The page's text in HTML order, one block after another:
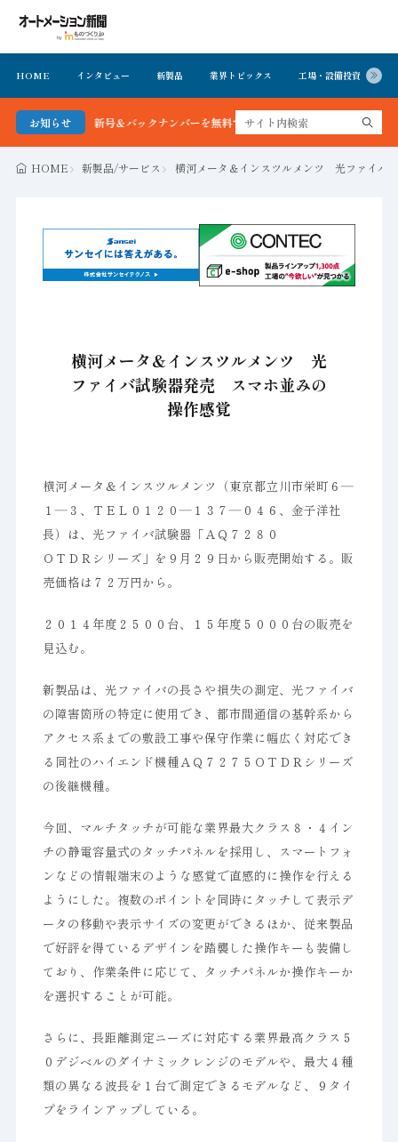
HOME インタビュー 新製品 業界トピックス 工場・設備投資
お知らせ
新聞 最新号＆バックナンバーを無料で公開中 詳細はこちら
HOME 新製品/サービス 横河メータ＆インスツルメンツ 光ファイバ
横河メータ＆インスツルメンツ 光
ファイバ試験器発売 スマホ並みの
操作感覚
横河メータ＆インスツルメンツ（東京都立川市栄町６―
１―３、ＴＥＬ０１２０―１３７―０４６、金子洋社
長）は、光ファイバ試験器「ＡＱ７２８０
ＯＴＤＲシリーズ」を９月２９日から販売開始する。販
売価格は７２万円から。
２０１４年度２５００台、１５年度５０００台の販売を
見込む。
新製品は、光ファイバの長さや損失の測定、光ファイバ
の障害箇所の特定に使用でき、都市間通信の基幹系から
アクセス系までの敷設工事や保守作業に幅広く対応でき
る同社のハイエンド機種ＡＱ７２７５ＯＴＤＲシリーズ
の後継機種。
今回、マルチタッチが可能な業界最大クラス８・４イン
チの静電容量式のタッチパネルを採用し、スマートフォ
ンなどの情報端末のような感覚で直感的に操作を行える
ようにした。複数のポイントを同時にタッチして表示デ
ータの移動や表示サイズの変更ができるほか、従来製品
で好評を得ているデザインを踏襲した操作キーも装備し
ており、作業条件に応じて、タッチパネルか操作キーか
を選択することが可能。
さらに、長距離測定ニーズに対応する業界最高クラス５
０デジベルのダイナミックレンジのモデルや、最大４種
類の異なる波長を１台で測定できるモデルなど、９タイ
プをラインアップしている。